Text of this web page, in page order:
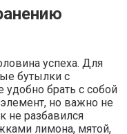
успеха. Для
бутылки с
брать с собой
но важно не
не разбавился
лимона, мятой,